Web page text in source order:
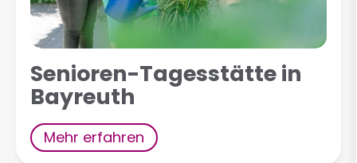
Senioren-Tagesstätte in
Bayreuth
Mehr erfahren